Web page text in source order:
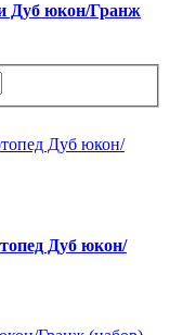
Дуб юкон/Гранж
Дуб юкон/